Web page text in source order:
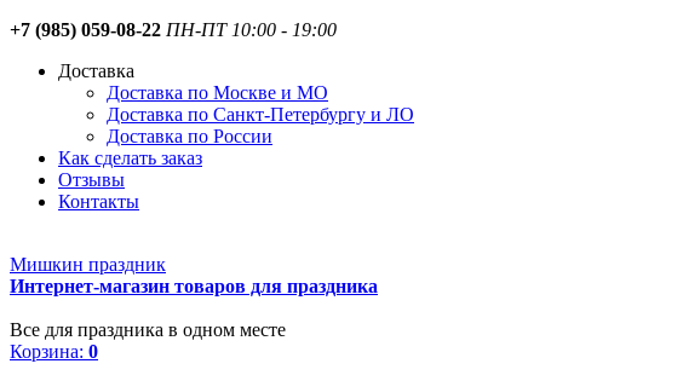
+7 (985) 059-08-22 ПН-ПТ 10:00 - 19:00
Доставка
Доставка по Москве и МО
Доставка по Санкт-Петербургу и ЛО
Доставка по России
Как сделать заказ
Отзывы
Контакты
Мишкин праздник
Интернет-магазин товаров для праздника
Все для праздника в одном месте
Корзина: 0